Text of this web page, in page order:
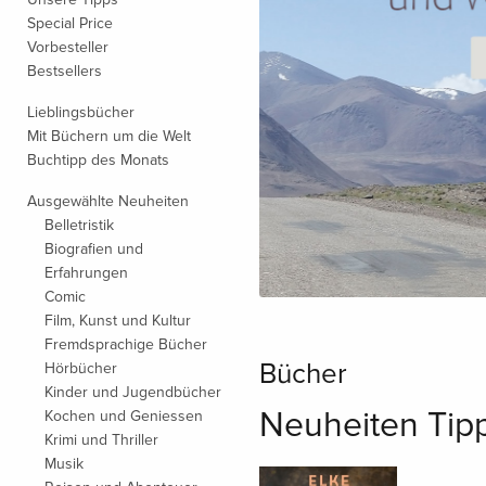
Special Price
Vorbesteller
Bestsellers
Lieblingsbücher
Mit Büchern um die Welt
Buchtipp des Monats
Ausgewählte Neuheiten
Belletristik
Biografien und
Erfahrungen
Comic
Film, Kunst und Kultur
Fremdsprachige Bücher
Hörbücher
Kinder und Jugendbücher
Kochen und Geniessen
Krimi und Thriller
Musik
Bücher
Neuheiten